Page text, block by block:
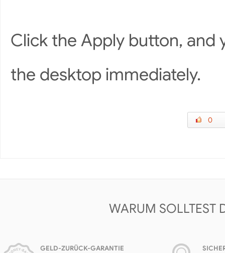
Click the Apply button, and
the desktop immediately.
0
WARUM SOLLTEST
GELD-ZURÜCK-GARANTIE